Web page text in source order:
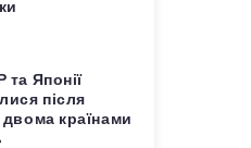
Японії
після
країнами